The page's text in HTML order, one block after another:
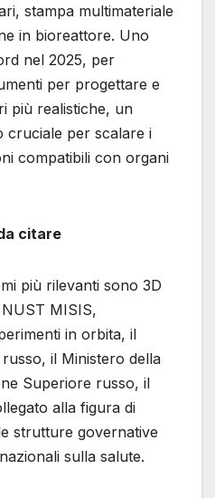
stampa multimateriale
in bioreattore. Uno
nel 2025, per
per progettare e
più realistiche, un
cruciale per scalare i
compatibili con organi
citare
più rilevanti sono 3D
MISIS,
in orbita, il
il Ministero della
Superiore russo, il
alla figura di
strutture governative
sulla salute.